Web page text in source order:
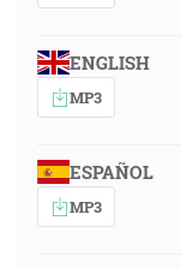
ENGLISH
MP3
ESPAÑOL
MP3